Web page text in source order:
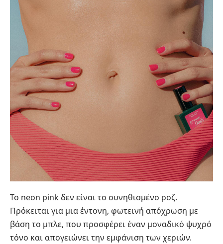
Το neon pink δεν είναι το συνηθισμένο ροζ.
Πρόκειται για μια έντονη, φωτεινή απόχρωση με
βάση το μπλε, που προσφέρει έναν μοναδικό ψυχρό
τόνο και απογειώνει την εμφάνιση των χεριών.